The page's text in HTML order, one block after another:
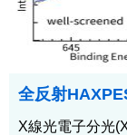
全反射
X線光電子分光